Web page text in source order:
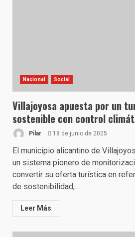
Nacional Social
Villajoyosa apuesta por un
sostenible con control
Pilar 18 de junio de 2025
El municipio alicantino de
un sistema pionero de
convertir su oferta turística en
de sostenibilidad,...
Leer Más